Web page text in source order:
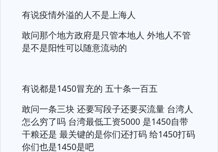
有说疫情外溢的人不是上海人
敢问那个地方政府是只管本地人 外地人不管
是不是阳性可以随意流动的
有说都是1450冒充的 五十条一百五
敢问一条三块 还要写段子还要买流量 台湾人
怎么穷了吗 台湾最低工资5000 是1450自带
干粮还是 最关键的是你们还打码 给1450打码
你们也是1450是吧